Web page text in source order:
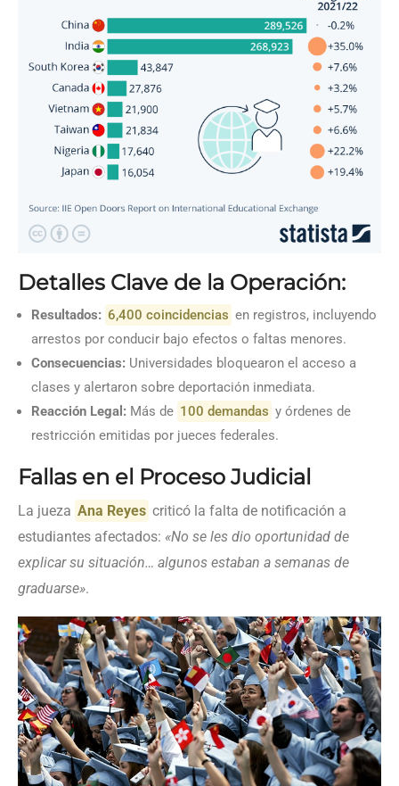
Detalles Clave de la Operación:
Resultados: 6,400 coincidencias en registros, incluyendo
arrestos por conducir bajo efectos o faltas menores.
Consecuencias: Universidades bloquearon el acceso a
clases y alertaron sobre deportación inmediata.
Reacción Legal: Más de 100 demandas y órdenes de
restricción emitidas por jueces federales.
Fallas en el Proceso Judicial
La jueza Ana Reyes criticó la falta de notificación a
estudiantes afectados: «No se les dio oportunidad de
explicar su situación… algunos estaban a semanas de
graduarse».